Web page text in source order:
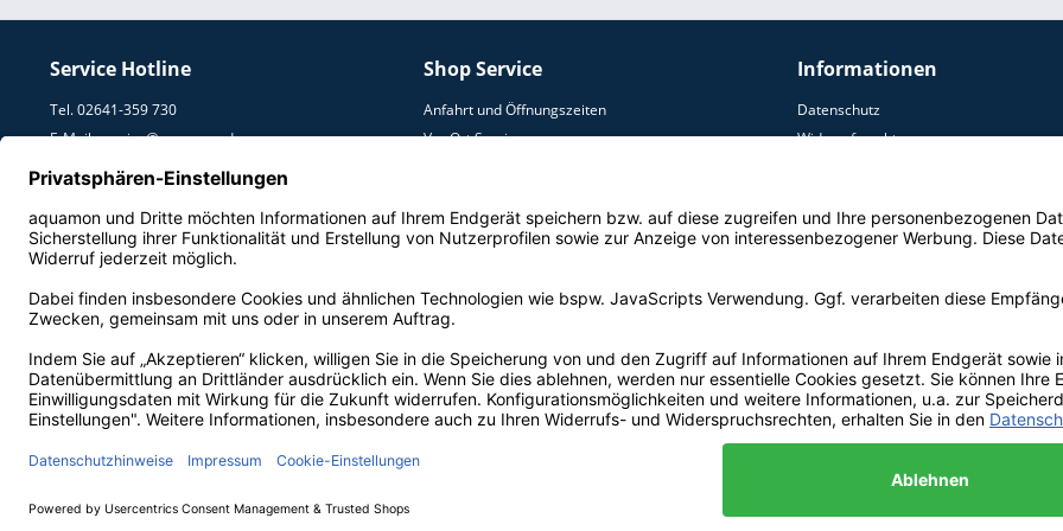
Service Hotline
Tel. 02641-359 730
E-Mail:service@aquamon.de
Shop Service
Anfahrt und Öffnungszeiten
Vor Ort Service
Informationen
Datenschutz
Widerrufsrecht
Impressum
Widerruf erklären